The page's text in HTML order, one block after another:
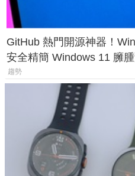
GitHub 熱門開源神器！
安全精簡 Windows 11 臃
後台追蹤
趨勢